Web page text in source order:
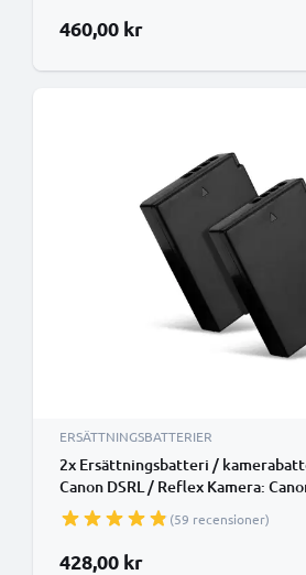
460,00 kr
ERSÄTTNINGSBATTERIER
2x Ersättningsbatteri /
Canon DSRL / Reflex Kamera:
1200D 1300D 1D X, EOS 2000D
X50 X70 X80 EOS Rebel T3 T5 T6,
ersättningsbatteri med lång
(59 recensioner)
428,00 kr